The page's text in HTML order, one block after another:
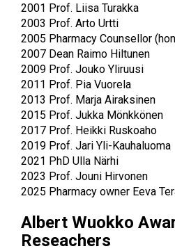
2001 Prof. Liisa Turakka
2003 Prof. Arto Urtti
2005 Pharmacy Counsellor
2007 Dean Raimo Hiltunen
2009 Prof. Jouko Yliruusi
2011 Prof. Pia Vuorela
2013 Prof. Marja Airaksinen
2015 Prof. Jukka Mönkkönen
2017 Prof. Heikki Ruskoaho
2019 Prof. Jari Yli-Kauhaluoma
2021 PhD Ulla Närhi
2023 Prof. Jouni Hirvonen
2025 Pharmacy owner Eeva
Albert Wuokko
Reseachers